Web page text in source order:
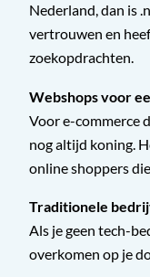
Nederland, dan is
vertrouwen en
zoekopdrachten.
Webshops voor
Voor e-commerce
nog altijd koning.
online shoppers
Traditionele
Als je geen tech-
overkomen op je